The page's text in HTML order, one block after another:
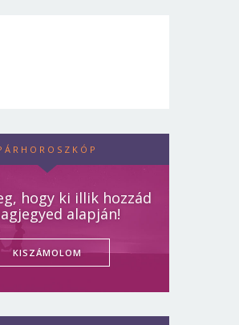
hogy ki illik hozzád
alapján!
KISZÁMOLOM